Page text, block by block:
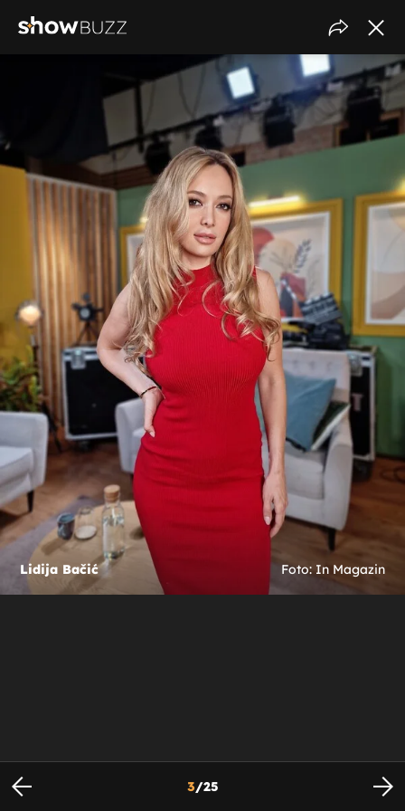
Lidija Bačić Foto: In Magazin
3/25